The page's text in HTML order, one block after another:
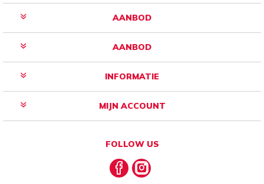
AANBOD
AANBOD
INFORMATIE
MIJN ACCOUNT
FOLLOW US